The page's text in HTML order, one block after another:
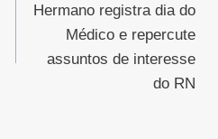
Hermano registra dia do
Médico e repercute
assuntos de interesse
do RN